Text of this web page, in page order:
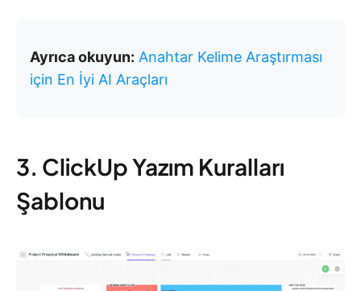
Ayrıca okuyun: Anahtar Kelime Araştırması
için En İyi AI Araçları
3. ClickUp Yazım Kuralları
Şablonu